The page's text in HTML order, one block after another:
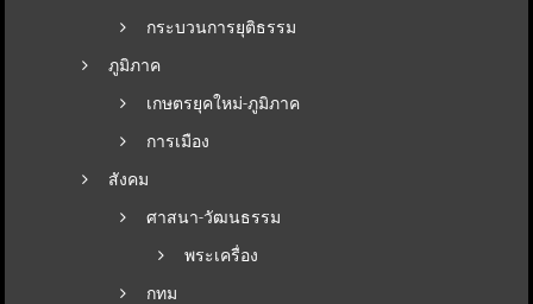
กระบวนการยุติธรรม
ภูมิภาค
เกษตรยุคใหม่-ภูมิภาค
การเมือง
สังคม
ศาสนา-วัฒนธรรม
พระเครื่อง
กทม